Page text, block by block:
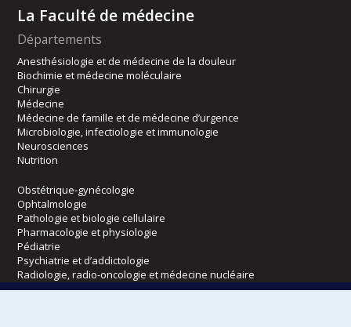
La Faculté de médecine
Départements
Anesthésiologie et de médecine de la douleur
Biochimie et médecine moléculaire
Chirurgie
Médecine
Médecine de famille et de médecine d’urgence
Microbiologie, infectiologie et immunologie
Neurosciences
Nutrition
Obstétrique-gynécologie
Ophtalmologie
Pathologie et biologie cellulaire
Pharmacologie et physiologie
Pédiatrie
Psychiatrie et d’addictologie
Radiologie, radio-oncologie et médecine nucléaire